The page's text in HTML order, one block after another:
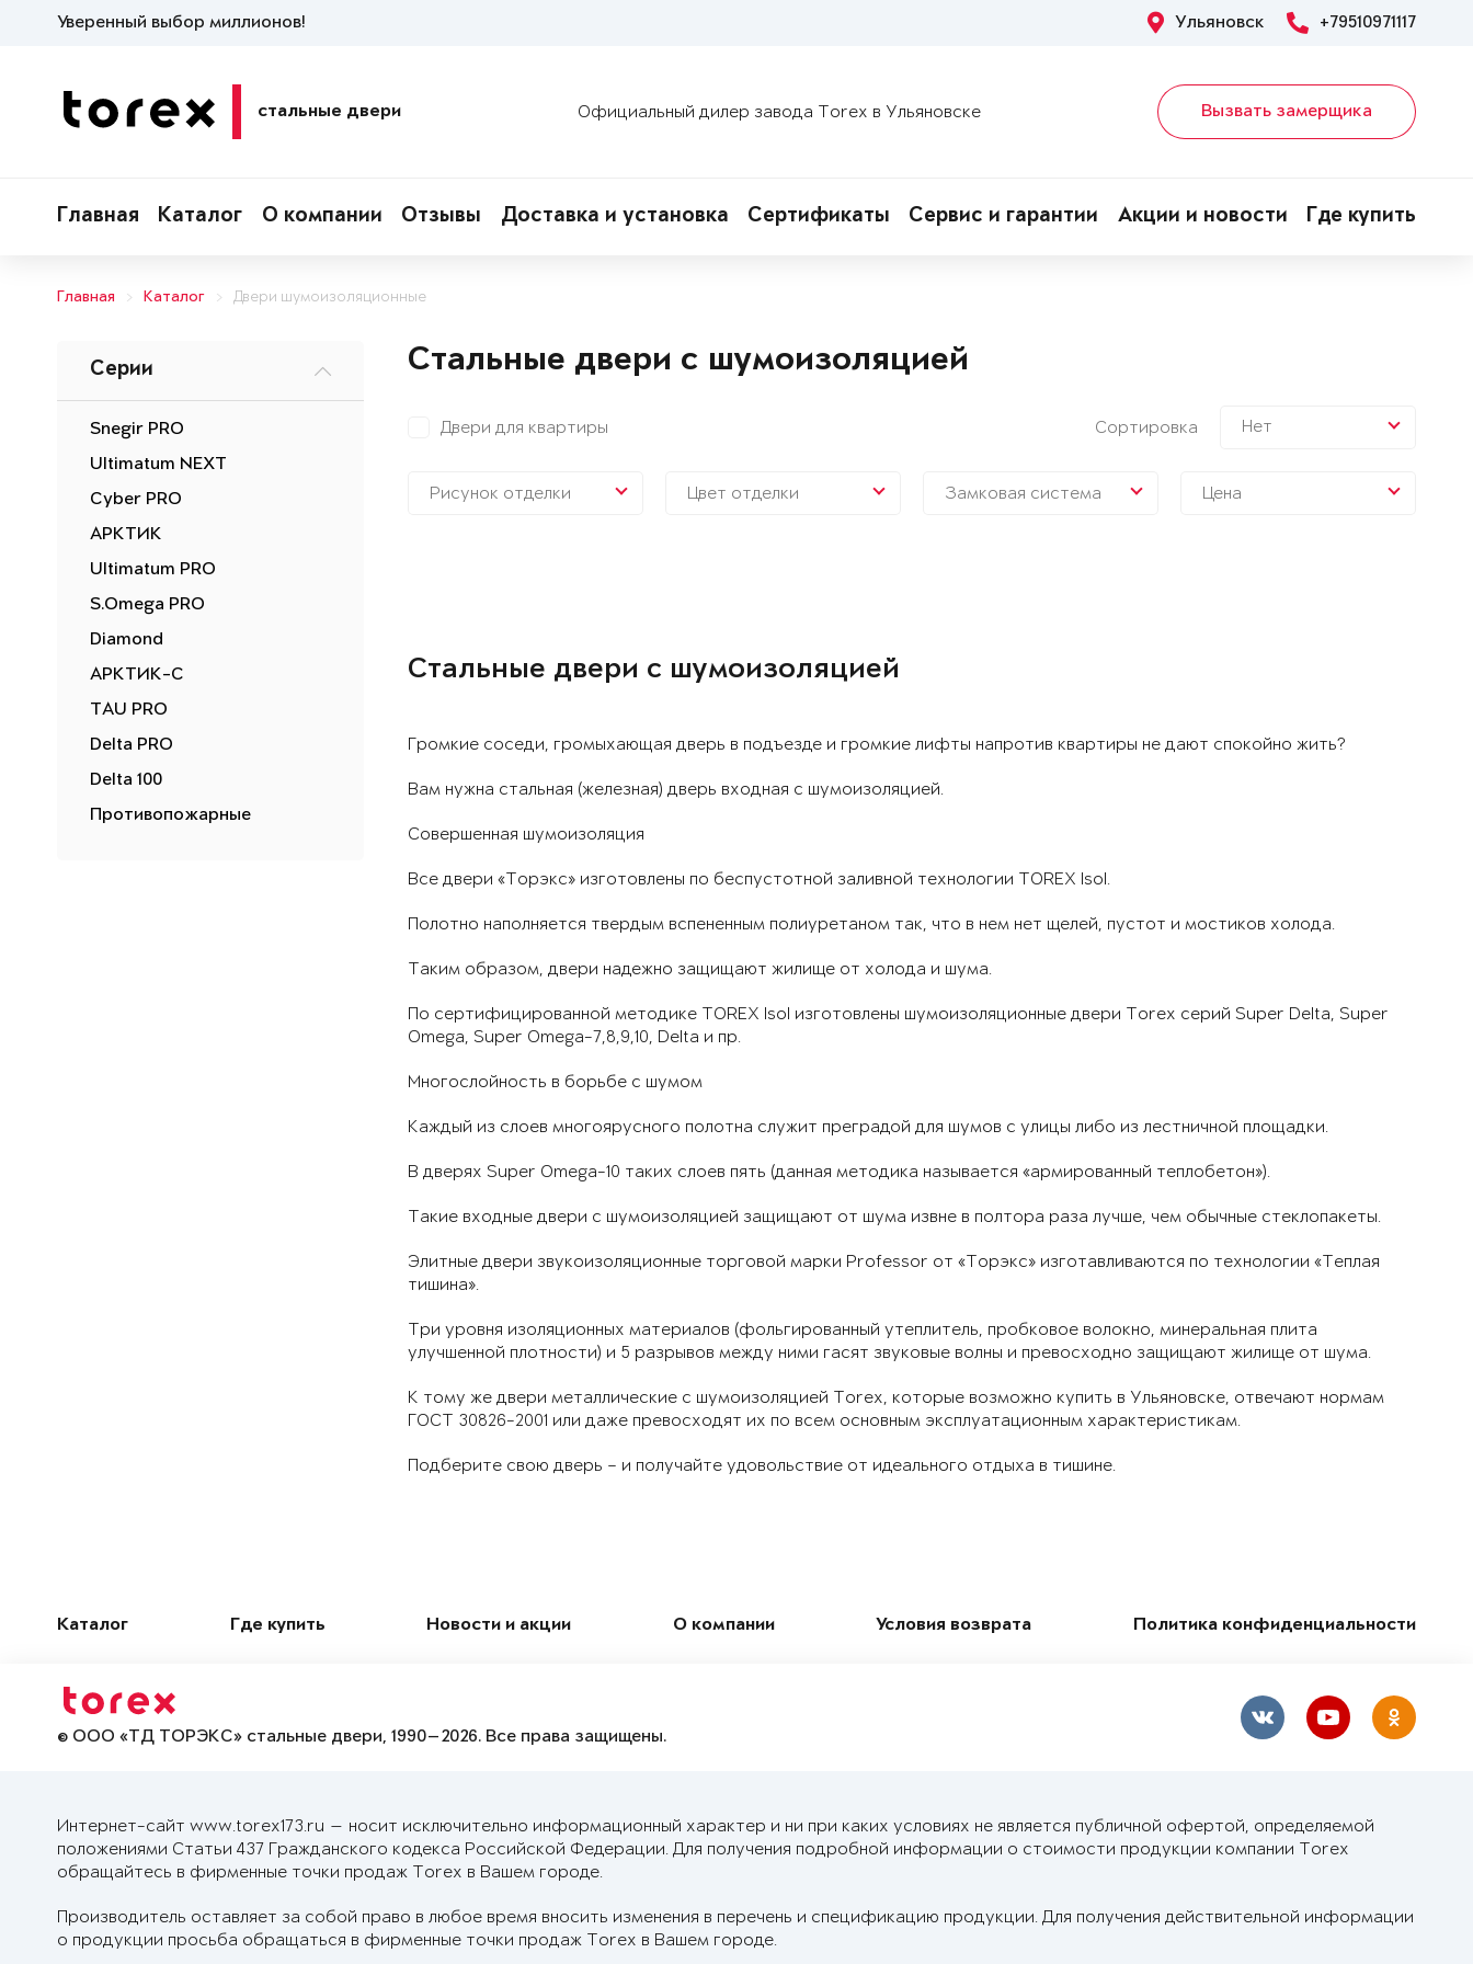
Уверенный выбор миллионов! Ульяновск +79510971117
стальные двери Официальный дилер завода Torex в Ульяновске Вызвать замерщика
Главная Каталог О компании Отзывы Доставка и установка Сертификаты Сервис и гарантии Акции и новости Где купить
Главная Каталог Двери шумоизоляционные
Серии
Snegir PRO
Ultimatum NEXT
Cyber PRO
АРКТИК
Ultimatum PRO
S.Omega PRO
Diamond
АРКТИК-С
TAU PRO
Delta PRO
Delta 100
Противопожарные
Стальные двери с шумоизоляцией
Двери для квартиры Сортировка Нет
Рисунок отделки Цвет отделки Замковая система Цена
Стальные двери с шумоизоляцией
Громкие соседи, громыхающая дверь в подъезде и громкие лифты напротив квартиры не дают спокойно жить?
Вам нужна стальная (железная) дверь входная с шумоизоляцией.
Совершенная шумоизоляция
Все двери «Торэкс» изготовлены по беспустотной заливной технологии TOREX Isol.
Полотно наполняется твердым вспененным полиуретаном так, что в нем нет щелей, пустот и мостиков холода.
Таким образом, двери надежно защищают жилище от холода и шума.
По сертифицированной методике TOREX Isol изготовлены шумоизоляционные двери Torex серий Super Delta, Super
Omega, Super Omega-7,8,9,10, Delta и пр.
Многослойность в борьбе с шумом
Каждый из слоев многоярусного полотна служит преградой для шумов с улицы либо из лестничной площадки.
В дверях Super Omega-10 таких слоев пять (данная методика называется «армированный теплобетон»).
Такие входные двери с шумоизоляцией защищают от шума извне в полтора раза лучше, чем обычные стеклопакеты.
Элитные двери звукоизоляционные торговой марки Professor от «Торэкс» изготавливаются по технологии «Теплая
тишина».
Три уровня изоляционных материалов (фольгированный утеплитель, пробковое волокно, минеральная плита
улучшенной плотности) и 5 разрывов между ними гасят звуковые волны и превосходно защищают жилище от шума.
К тому же двери металлические с шумоизоляцией Torex, которые возможно купить в Ульяновске, отвечают нормам
ГОСТ 30826-2001 или даже превосходят их по всем основным эксплуатационным характеристикам.
Подберите свою дверь – и получайте удовольствие от идеального отдыха в тишине.
Каталог Где купить Новости и акции О компании Условия возврата Политика конфиденциальности
© ООО «ТД ТОРЭКС» стальные двери, 1990—2026. Все права защищены.
Интернет-сайт www.torex173.ru — носит исключительно информационный характер и ни при каких условиях не является публичной офертой, определяемой
положениями Статьи 437 Гражданского кодекса Российской Федерации. Для получения подробной информации о стоимости продукции компании Torex
обращайтесь в фирменные точки продаж Torex в Вашем городе.
Производитель оставляет за собой право в любое время вносить изменения в перечень и спецификацию продукции. Для получения действительной информации
о продукции просьба обращаться в фирменные точки продаж Torex в Вашем городе.